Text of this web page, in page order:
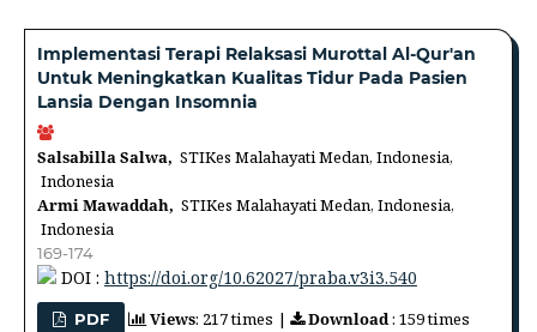
Implementasi Terapi Relaksasi Murottal Al-Qur'an
Untuk Meningkatkan Kualitas Tidur Pada Pasien
Lansia Dengan Insomnia
Salsabilla Salwa, STIKes Malahayati Medan, Indonesia,
Indonesia
Armi Mawaddah, STIKes Malahayati Medan, Indonesia,
Indonesia
169-174
DOI : https://doi.org/10.62027/praba.v3i3.540
PDF Views: 217 times | Download: 159 times